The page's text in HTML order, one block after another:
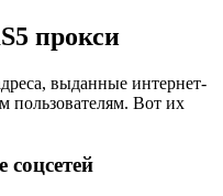
прокси
выданные интернет-
пользователям. Вот их